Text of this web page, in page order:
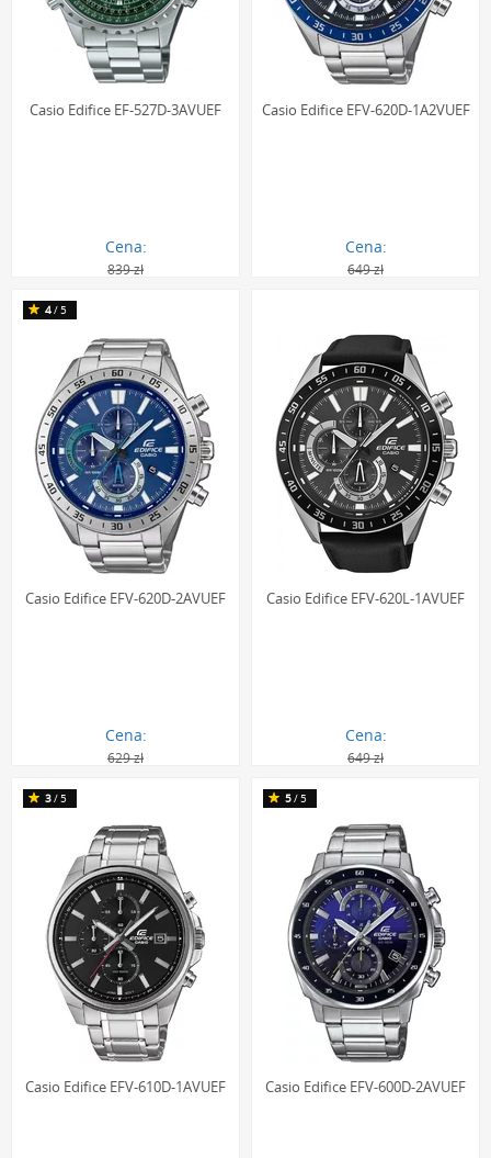
Casio Edifice EF-527D-3AVUEF
Cena:
839 zł
Casio Edifice EFV-620D-1A2VUEF
Cena:
649 zł
Casio Edifice EFV-620D-2AVUEF
Cena:
629 zł
4/5
Casio Edifice EFV-620L-1AVUEF
Cena:
649 zł
Casio Edifice EFV-610D-1AVUEF
3/5
Casio Edifice EFV-600D-2AVUEF
5/5